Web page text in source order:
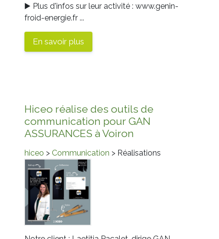
▶️ Plus d'infos sur leur activité : www.genin-
froid-energie.fr ...
En savoir plus
Hiceo réalise des outils de
communication pour GAN
ASSURANCES à Voiron
hiceo > Communication > Réalisations